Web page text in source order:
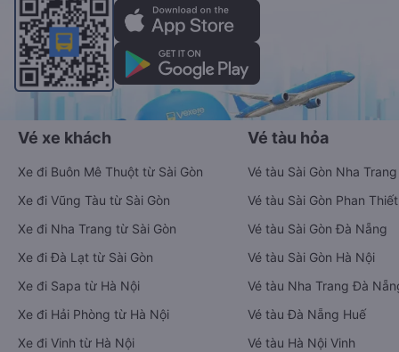
Vé xe khách
Xe đi Buôn Mê Thuột từ Sài Gòn
Xe đi Vũng Tàu từ Sài Gòn
Xe đi Nha Trang từ Sài Gòn
Xe đi Đà Lạt từ Sài Gòn
Xe đi Sapa từ Hà Nội
Xe đi Hải Phòng từ Hà Nội
Xe đi Vinh từ Hà Nội
Vé tàu hỏa
Vé tàu Sài Gòn Nha Trang
Vé tàu Sài Gòn Phan Thiết
Vé tàu Sài Gòn Đà Nẵng
Vé tàu Sài Gòn Hà Nội
Vé tàu Nha Trang Đà
Vé tàu Đà Nẵng Huế
Vé tàu Hà Nội Vinh